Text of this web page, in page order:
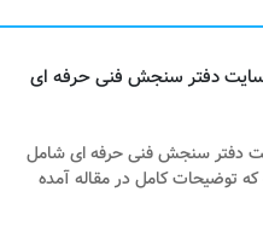
دفتر سنجش فنی حرفه ای
دفتر سنجش فنی حرفه ای شامل
توضیحات کامل در مقاله آمده